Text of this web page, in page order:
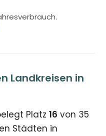
Landkreisen in
Platz16 von 35
Städten in